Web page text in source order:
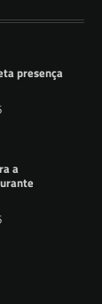
presença
a